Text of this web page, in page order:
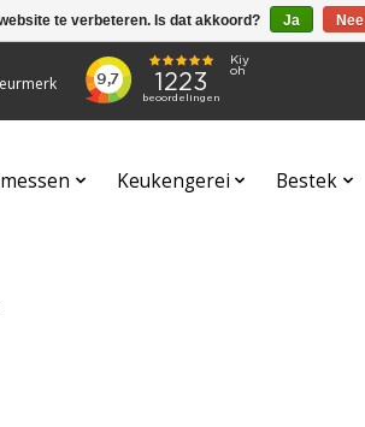
Keukengerei Bestek
te verbeteren. Is dat akkoord? Ja Nee